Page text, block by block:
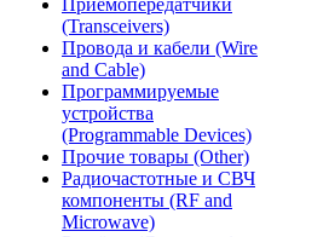
Приёмопередатчики
(Transceivers)
Провода и кабели (Wire
and Cable)
Программируемые
устройства
(Programmable Devices)
Прочие товары (Other)
Радиочастотные и СВЧ
компоненты (RF and
Microwave)